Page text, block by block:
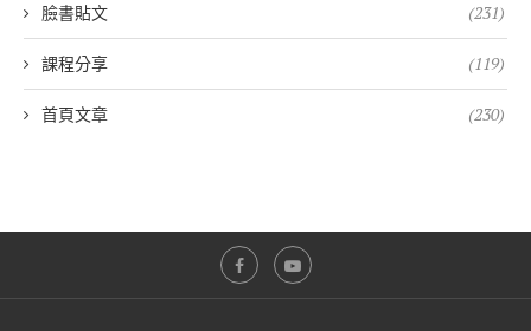
臉書貼文 (231)
課程分享 (119)
首頁文章 (230)